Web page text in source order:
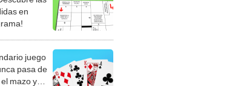
en
juego
pasa de
mazo y